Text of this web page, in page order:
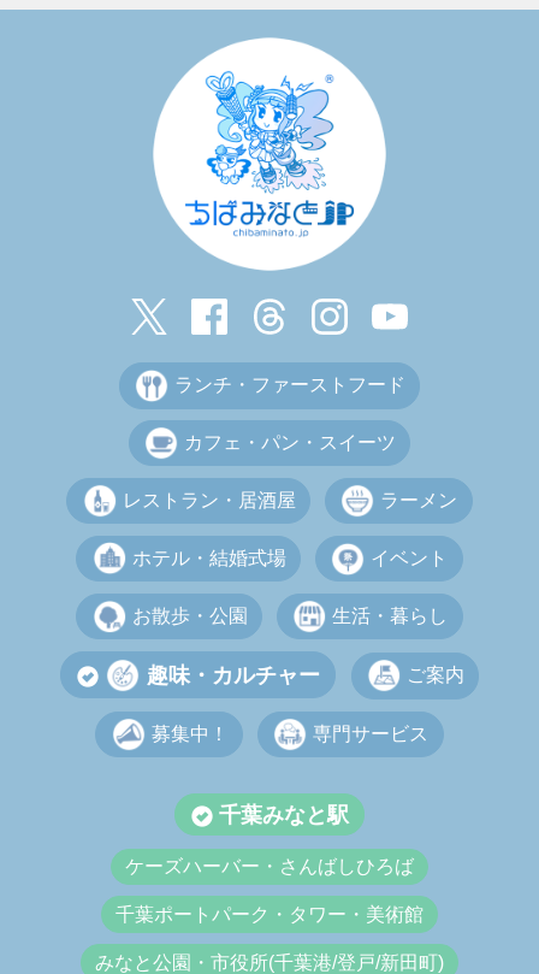
ランチ・ファーストフード
カフェ・パン・スイーツ
レストラン・居酒屋 ラーメン
ホテル・結婚式場 イベント
お散歩・公園 生活・暮らし
趣味・カルチャー ご案内
募集中！ 専門サービス
千葉みなと駅
ケーズハーバー・さんばしひろば
千葉ポートパーク・タワー・美術館
みなと公園・市役所(千葉港/登戸/新田町)